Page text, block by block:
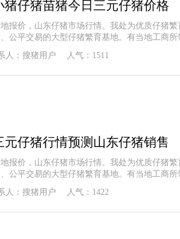
猪仔猪苗猪今日三元仔猪价格
报价，山东仔猪市场行情。我处为优质仔猪
公平交易的大型仔猪繁育基地。有当地工商
人： 搜猪用户 人气：1511
仔猪行情预测山东仔猪销售
报价，山东仔猪市场行情。我处为优质仔猪
公平交易的大型仔猪繁育基地。有当地工商
人： 搜猪用户 人气：1422